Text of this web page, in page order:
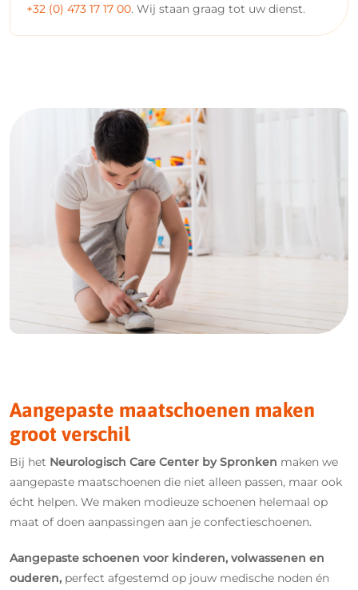
+32 (0) 473 17 17 00. Wij staan graag tot uw dienst.
Aangepaste maatschoenen maken
groot verschil
Bij het Neurologisch Care Center by Spronken maken we
aangepaste maatschoenen die niet alleen passen, maar ook
écht helpen. We maken modieuze schoenen helemaal op
maat of doen aanpassingen aan je confectieschoenen.
Aangepaste schoenen voor kinderen, volwassenen en
ouderen, perfect afgestemd op jouw medische noden én